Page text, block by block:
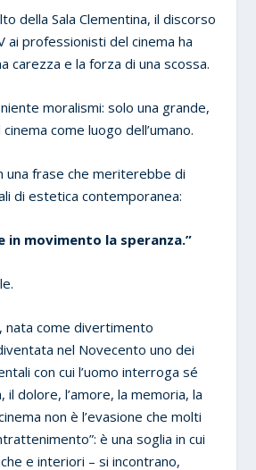
della Sala Clementina, il discorso
ai professionisti del cinema ha
carezza e la forza di una scossa.
moralismi: solo una grande,
come luogo dell’umano.
una frase che meriterebbe di
di estetica contemporanea:
in movimento la speranza.”
, nata come divertimento
nel Novecento uno dei
con cui l’uomo interroga sé
il dolore, l’amore, la memoria, la
non è l’evasione che molti
è una soglia in cui
e interiori – si incontrano,